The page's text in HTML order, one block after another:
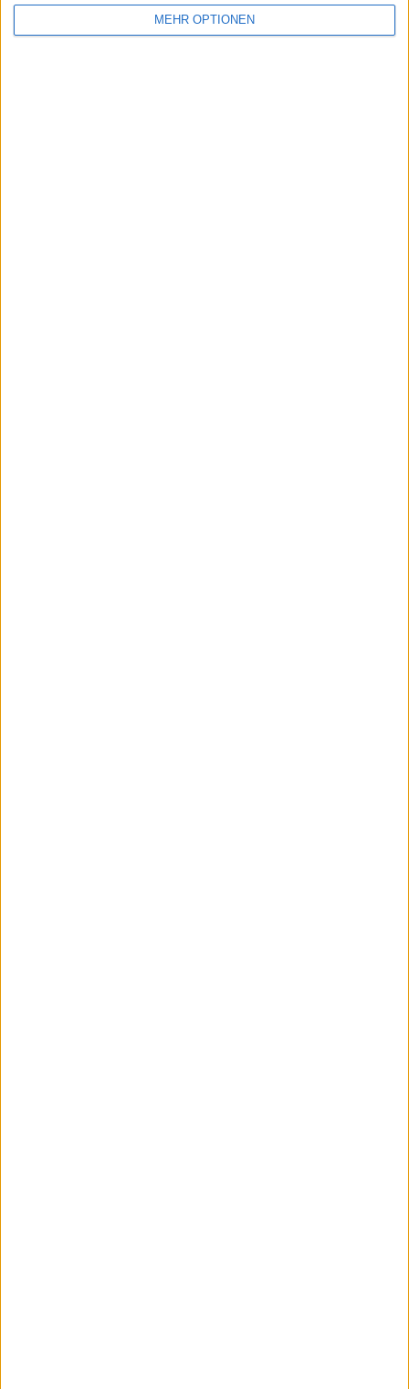
MEHR OPTIONEN